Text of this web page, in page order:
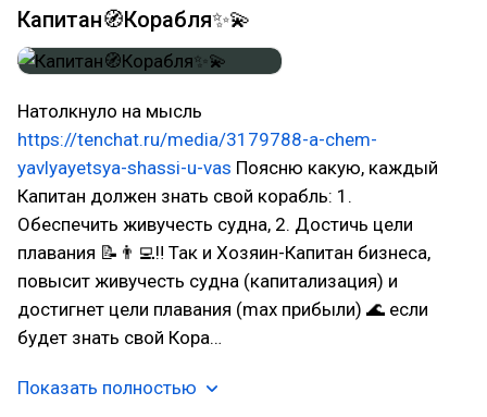
Капитан🧭Корабля✨💫
Натолкнуло на мысль
https://tenchat.ru/media/3179788-a-chem-
yavlyayetsya-shassi-u-vas Поясню какую, каждый
Капитан должен знать свой корабль: 1.
Обеспечить живучесть судна, 2. Достичь цели
плавания 📝👨‍💻‼ Так и Хозяин-Капитан бизнеса,
повысит живучесть судна (капитализация) и
достигнет цели плавания (max прибыли) 🌊 если
будет знать свой Кора…
Показать полностью